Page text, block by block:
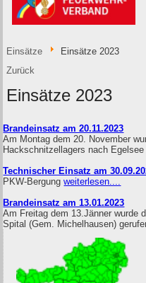
Einsätze
Einsätze 2023
Zurück
Einsätze 2023
Brandeinsatz am 20.11.2023
Am Montag dem 20. November
Hackschnitzellagers nach
Technischer Einsatz am
PKW-Bergungweiterlesen....
Brandeinsatz am 13.01.2023
Am Freitag dem 13.Jänner wurde
Spital (Gem. Michelhausen)